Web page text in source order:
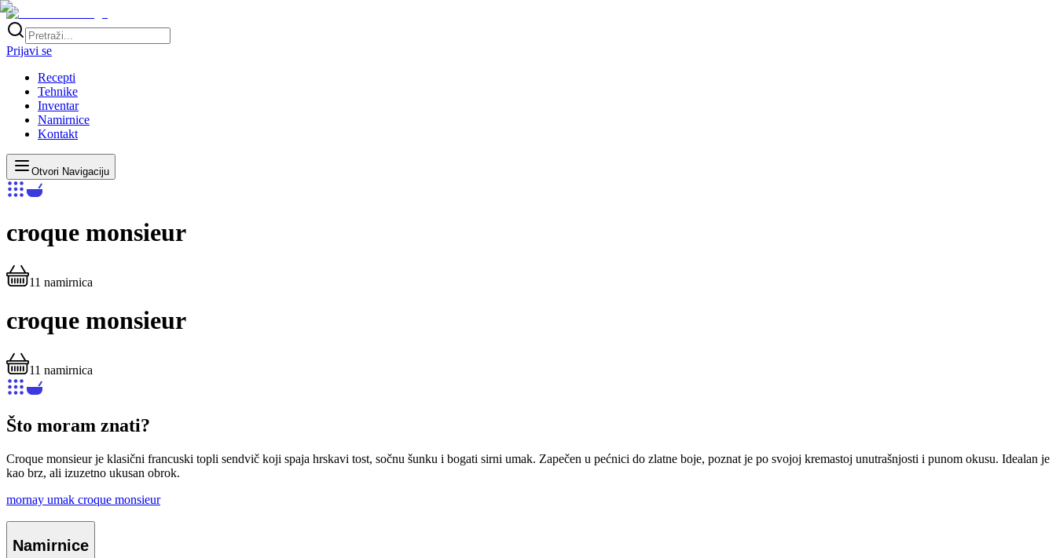
Prijavi se
Recepti
Tehnike
Inventar
Namirnice
Kontakt
Otvori Navigaciju
croque monsieur
11 namirnica
croque monsieur
11 namirnica
Što moram znati?
Croque monsieur je klasični francuski topli sendvič koji spaja hrskavi tost, sočnu šunku i bogati sirni umak. Zapečen u pećnici do zlatne boje, poznat je po svojoj kremastoj unutrašnjosti i punom okusu. Idealan je
kao brz, ali izuzetno ukusan obrok.
mornay umak croque monsieur
Namirnice